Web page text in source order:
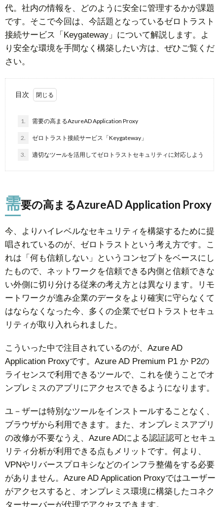
せ
代。社内の情報を、どのように安全に管理するかが課題
です。そこで今回は、今話題となっているゼロトラスト
接続サービス「Keygateway」について解説します。よ
り安全な環境を手間なく構築したい方は、ぜひご覧くだ
さい。
目次
1. 需要の高まるAzureAD Application Proxy
2. ゼロトラスト接続サービス「Keygateway」
3. 適切なツールを活用してゼロトラストセキュリティに対応しよう
需要の高まるAzureAD Application Proxy
今、よりハイレベルなセキュリティを構築するために提
唱されているのが、ゼロトラストという考え方です。こ
れは「何も信頼しない」というコンセプトをベースにし
たもので、ネットワークを信頼できる内側と信頼できな
い外側に切り分ける従来の考え方とは異なります。リモ
ートワークが進み企業のデータをより確実に守らなくて
はならなくなった今、多くの企業でゼロトラストセキュ
リティが取り入れられました。
こういった中で注目されているのが、Azure AD
Application Proxyです。Azure AD Premium P1 か P2の
ライセンスで利用できるツールで、これを使うことでオ
ンプレミスのアプリにアクセスできるようになります。
ユ－ザーは特別なツールをインストールすることなく、
ブラウザから利用できます。また、オンプレミスアプリ
の改修が不要なうえ、Azure ADによる認証認可とセキュ
リティ分析が利用できる点もメリットです。何より、
VPNやリバースプロキシなどのインフラ整備をする必要
がありません。Azure AD Application Proxyではユーザー
がアクセスすると、オンプレミス環境に構築したコネク
ターサーバーが代理でアクセスできます。